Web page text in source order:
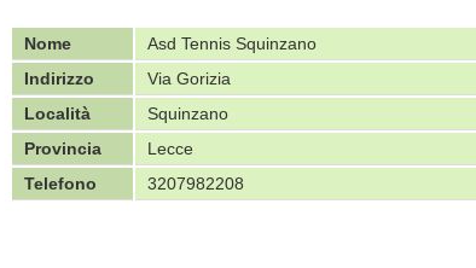
Nome
Asd Tennis Squinzano
Indirizzo
Via Gorizia
Località
Squinzano
Provincia
Lecce
Telefono
3207982208